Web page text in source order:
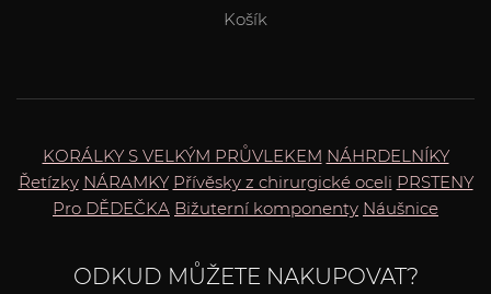
Košík
KORÁLKY S VELKÝM PRŮVLEKEM NÁHRDELNÍKY
Řetízky NÁRAMKY Přívěsky z chirurgické oceli PRSTENY
Pro DĚDEČKA Bižuterní komponenty Náušnice
ODKUD MŮŽETE NAKUPOVAT?